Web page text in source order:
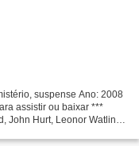
suspense Ano: 2008
assistir ou baixar ***
John Hurt, Leonor Watling